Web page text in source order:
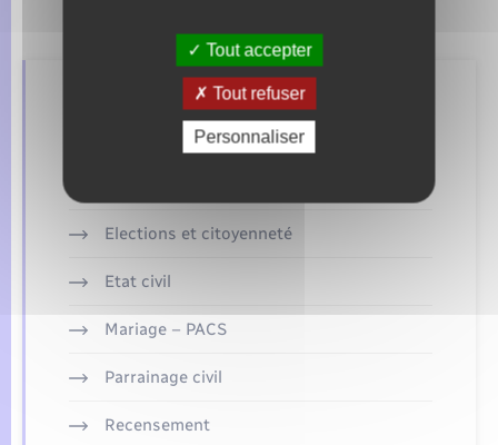
Retrouvez aussi
Elections et citoyenneté
Etat civil
Mariage – PACS
Parrainage civil
Recensement
Tout accepter
Tout refuser
Personnaliser